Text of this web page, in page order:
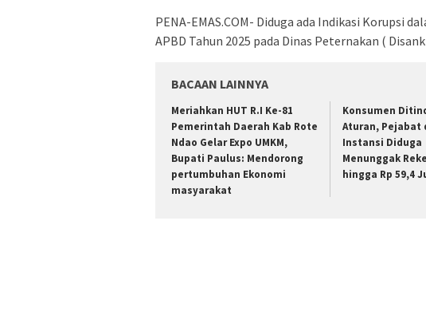
PENA-EMAS.COM- Diduga ada Indikasi Korupsi
APBD Tahun 2025 pada Dinas Peternakan (
BACAAN LAINNYA
Meriahkan HUT R.I Ke-81
Pemerintah Daerah Kab Rote
Ndao Gelar Expo UMKM,
Bupati Paulus: Mendorong
pertumbuhan Ekonomi
masyarakat
Konsumen
Aturan, Pejabat
Instansi Diduga
Menunggak
hingga Rp 59,4